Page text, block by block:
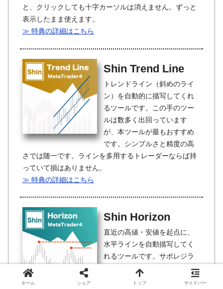
と、クリックしても十字カーソルは消えません。ずっと
表示したまま使えます。
≫ 特典の詳細はこちら
Shin Trend Line
トレンドライン（斜めのライ
ン）を自動的に描写してくれ
るツールです。この手のツー
ルは数多く出回っています
が、本ツールが最もおすすめ
です。シンプルさと精度の高
さでは随一です。ラインを多用するトレーダーならば持
っていて損はありません。
≫ 特典の詳細はこちら
Shin Horizon
直近の高値・安値を起点に、
水平ラインを自動描写してく
れるツールです。サポレジラ
インとしてだけでなく、TPや
SLの目安としても活用できる
ホーム シェア トップ サイドバー